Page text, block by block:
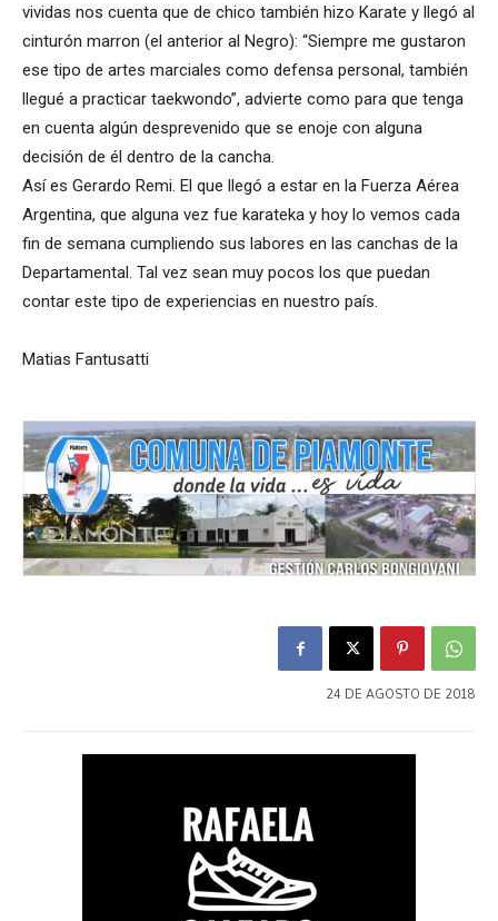
vividas nos cuenta que de chico también hizo Karate y llegó al
cinturón marron (el anterior al Negro): “Siempre me gustaron
ese tipo de artes marciales como defensa personal, también
llegué a practicar taekwondo”, advierte como para que tenga
en cuenta algún desprevenido que se enoje con alguna
decisión de él dentro de la cancha.
Así es Gerardo Remi. El que llegó a estar en la Fuerza Aérea
Argentina, que alguna vez fue karateka y hoy lo vemos cada
fin de semana cumpliendo sus labores en las canchas de la
Departamental. Tal vez sean muy pocos los que puedan
contar este tipo de experiencias en nuestro país.
Matias Fantusatti
24 DE AGOSTO DE 2018